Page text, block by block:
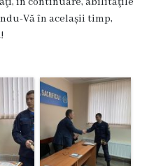
Vă în acelașii timp,